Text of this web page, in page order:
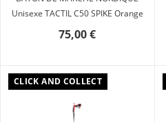
Unisexe TACTIL C50 SPIKE Orange
75,00 €
CLICK AND COLLECT